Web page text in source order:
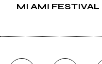
MI AMI FESTIVAL